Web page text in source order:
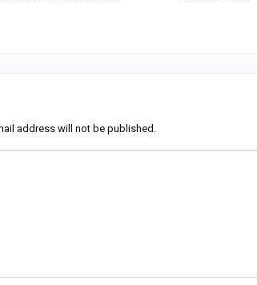
address will not be published.